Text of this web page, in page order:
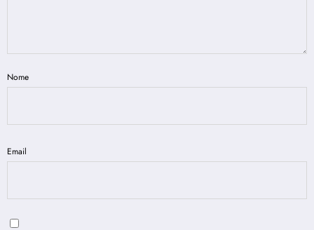
Nome
Email